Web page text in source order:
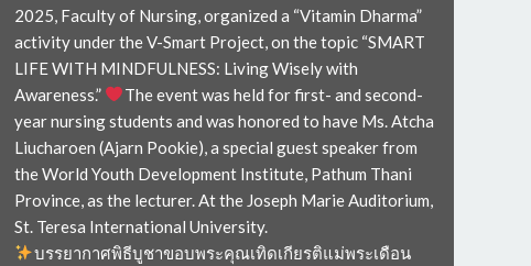
2025, Faculty of Nursing, organized a “Vitamin Dharma”
activity under the V-Smart Project, on the topic “SMART
LIFE WITH MINDFULNESS: Living Wisely with
Awareness.”
The event was held for first- and second-
year nursing students and was honored to have Ms. Atcha
Liucharoen (Ajarn Pookie), a special guest speaker from
the World Youth Development Institute, Pathum Thani
Province, as the lecturer. At the Joseph Marie Auditorium,
St. Teresa International University.
บรรยากาศพิธีบูชาขอบพระคุณเทิดเกียรติแม่พระเดือน